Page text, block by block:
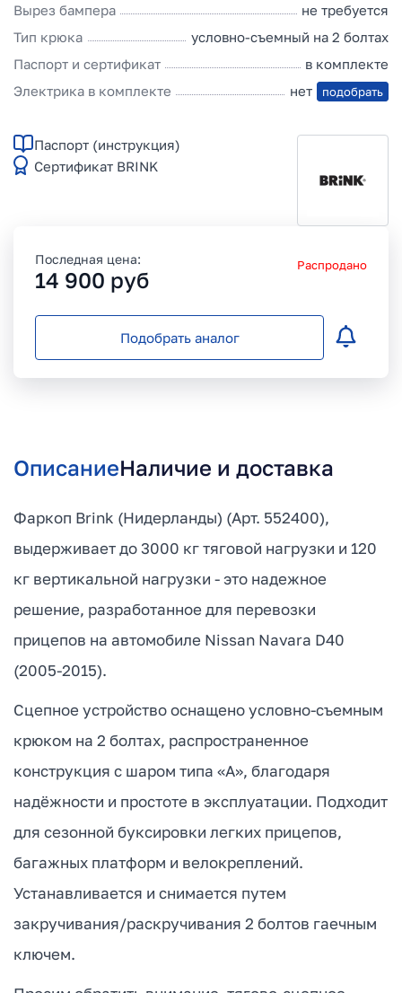
Вырез бампера
не требуется
Тип крюка
условно-съемный на 2 болтах
Паспорт и сертификат
в комплекте
Электрика в комплекте
нет подобрать
Паспорт (инструкция)
Сертификат BRINK
Последная цена:
14 900 руб
Распродано
Подобрать аналог
ОписаниеНаличие и доставка
Фаркоп Brink (Нидерланды) (Арт. 552400),
выдерживает до 3000 кг тяговой нагрузки и 120
кг вертикальной нагрузки - это надежное
решение, разработанное для перевозки
прицепов на автомобиле Nissan Navara D40
(2005-2015).
Сцепное устройство оснащено условно-съемным
крюком на 2 болтах, распространенное
конструкция с шаром типа «А», благодаря
надёжности и простоте в эксплуатации. Подходит
для сезонной буксировки легких прицепов,
багажных платформ и велокреплений.
Устанавливается и снимается путем
закручивания/раскручивания 2 болтов гаечным
ключем.